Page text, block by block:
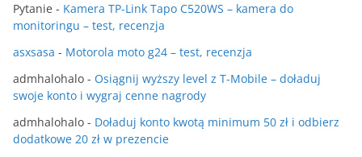
Pytanie - Kamera TP-Link Tapo C520WS – kamera do
monitoringu – test, recenzja
asxsasa - Motorola moto g24 – test, recenzja
admhalohalo - Osiągnij wyższy level z T-Mobile – doładuj
swoje konto i wygraj cenne nagrody
admhalohalo - Doładuj konto kwotą minimum 50 zł i odbierz
dodatkowe 20 zł w prezencie